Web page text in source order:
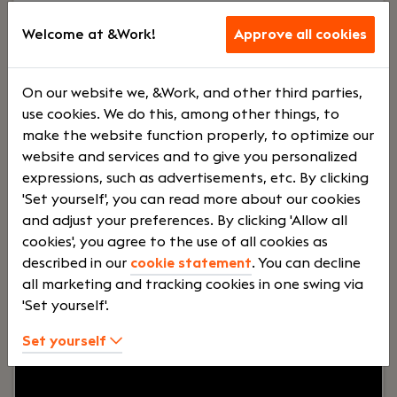
Haaften
Voltij
d
€
3500 -
€
5500
Your role:Bij Dijkland administratie- en
Welcome at &Work! Approve all cookies
On our website we, &Work, and other third parties,
use cookies. We do this, among other things, to
make the website function properly, to optimize our
website and services and to give you personalized
expressions, such as advertisements, etc. By clicking
'Set yourself', you can read more about our cookies
and adjust your preferences. By clicking 'Allow all
cookies', you agree to the use of all cookies as
described in our cookie statement. You can decline
all marketing and tracking cookies in one swing via
'Set yourself'.
Set yourself